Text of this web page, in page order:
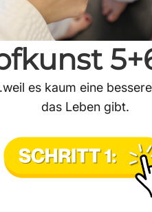
es kaum eine
das Leben gibt.